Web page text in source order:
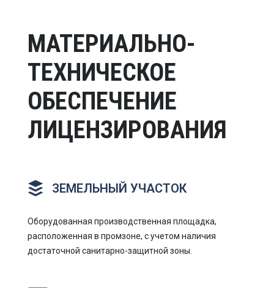
МАТЕРИАЛЬНО-
ТЕХНИЧЕСКОЕ
ОБЕСПЕЧЕНИЕ
ЛИЦЕНЗИРОВАНИЯ
ЗЕМЕЛЬНЫЙ УЧАСТОК
Оборудованная производственная площадка,
расположенная в промзоне, с учетом наличия
достаточной санитарно-защитной зоны.